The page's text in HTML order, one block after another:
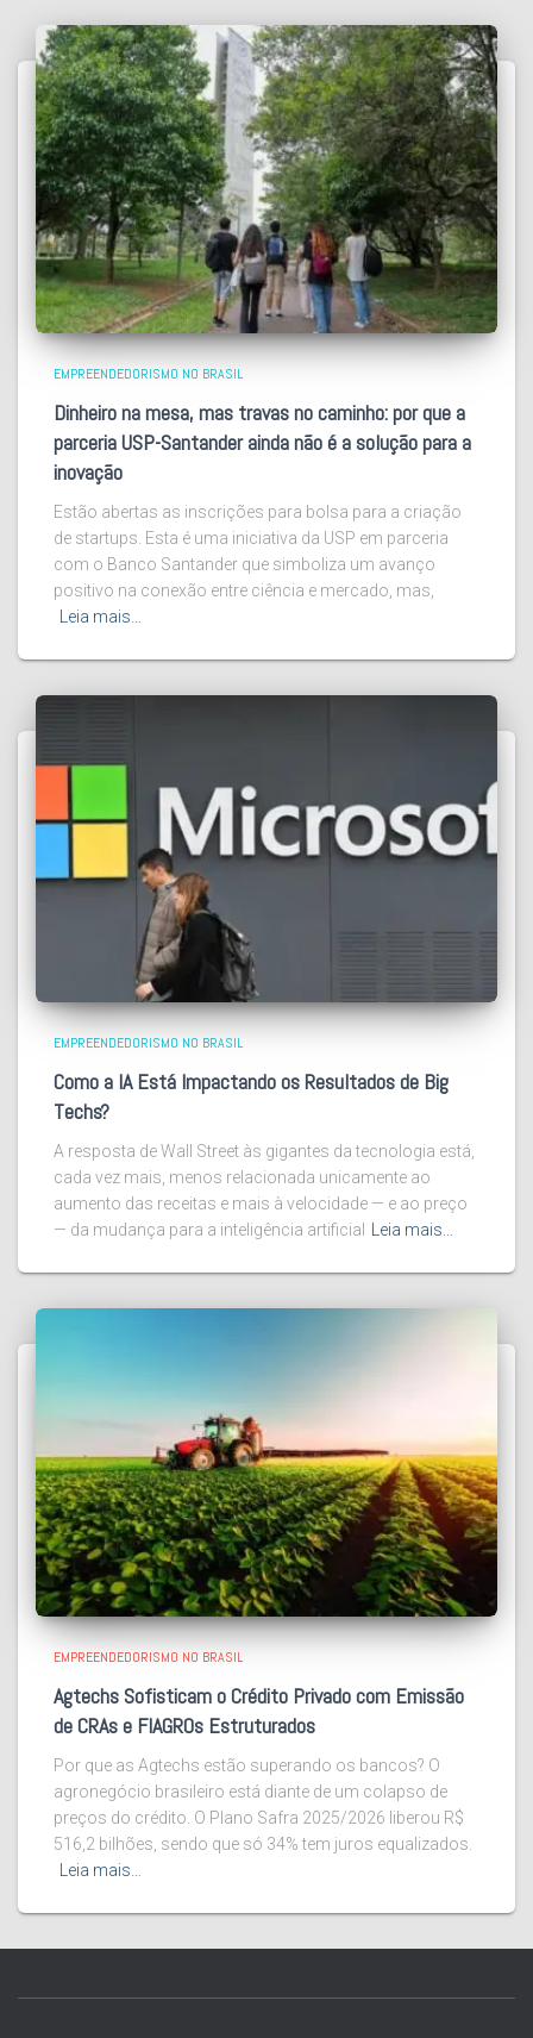
EMPREENDEDORISMO NO BRASIL
Dinheiro na mesa, mas travas no caminho: por que a
parceria USP-Santander ainda não é a solução para a
inovação
Estão abertas as inscrições para bolsa para a criação
de startups. Esta é uma iniciativa da USP em parceria
com o Banco Santander que simboliza um avanço
positivo na conexão entre ciência e mercado, mas,
Leia mais…
EMPREENDEDORISMO NO BRASIL
Como a IA Está Impactando os Resultados de Big
Techs?
A resposta de Wall Street às gigantes da tecnologia está,
cada vez mais, menos relacionada unicamente ao
aumento das receitas e mais à velocidade — e ao preço
— da mudança para a inteligência artificial
Leia mais…
EMPREENDEDORISMO NO BRASIL
Agtechs Sofisticam o Crédito Privado com Emissão
de CRAs e FIAGROs Estruturados
Por que as Agtechs estão superando os bancos? O
agronegócio brasileiro está diante de um colapso de
preços do crédito. O Plano Safra 2025/2026 liberou R$
516,2 bilhões, sendo que só 34% tem juros equalizados.
Leia mais…